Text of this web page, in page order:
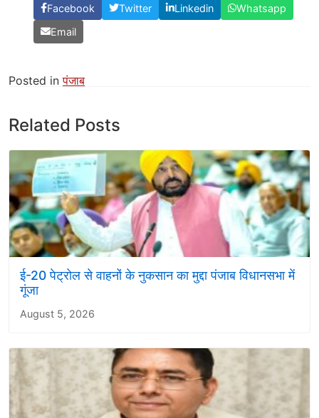
Facebook Twitter Linkedin
Whatsapp
Email
Posted inपंजाब
Related Posts
ई-20 पेट्रोल से वाहनों के नुकसान का मुद्दा पंजाब विधानसभा में
गूंजा
August 5, 2026